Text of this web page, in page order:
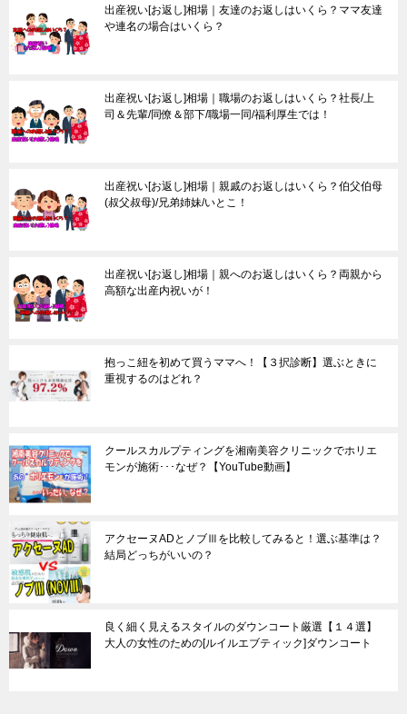
出産祝い[お返し]相場｜友達のお返しはいくら？ママ友達
や連名の場合はいくら？
出産祝い[お返し]相場｜職場のお返しはいくら？社長/上
司＆先輩/同僚＆部下/職場一同/福利厚生では！
出産祝い[お返し]相場｜親戚のお返しはいくら？伯父伯母
(叔父叔母)/兄弟姉妹/いとこ！
出産祝い[お返し]相場｜親へのお返しはいくら？両親から
高額な出産内祝いが！
抱っこ紐を初めて買うママへ！【３択診断】選ぶときに
重視するのはどれ？
クールスカルプティングを湘南美容クリニックでホリエ
モンが施術･･･なぜ？【YouTube動画】
アクセーヌADとノブⅢを比較してみると！選ぶ基準は？
結局どっちがいいの？
良く細く見えるスタイルのダウンコート厳選【１４選】
大人の女性のための[ルイルエブティック]ダウンコート